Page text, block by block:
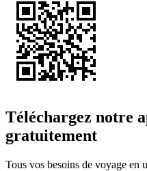
Téléchargez notre
gratuitement
Tous vos besoins de voyage en